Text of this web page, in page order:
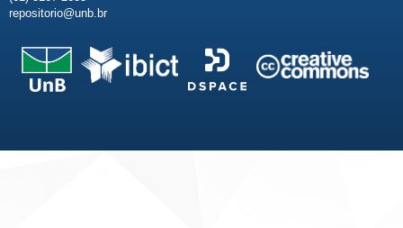
repositorio@unb.br